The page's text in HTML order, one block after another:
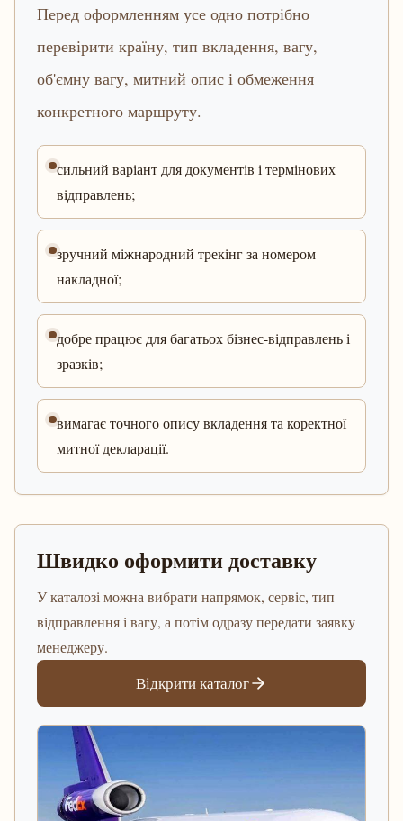
Перед оформленням усе одно потрібно
перевірити країну, тип вкладення, вагу,
об'ємну вагу, митний опис і обмеження
конкретного маршруту.
сильний варіант для документів і термінових
відправлень;
зручний міжнародний трекінг за номером
накладної;
добре працює для багатьох бізнес-відправлень і
зразків;
вимагає точного опису вкладення та коректної
митної декларації.
Швидко оформити доставку
У каталозі можна вибрати напрямок, сервіс, тип
відправлення і вагу, а потім одразу передати заявку
менеджеру.
Відкрити каталог